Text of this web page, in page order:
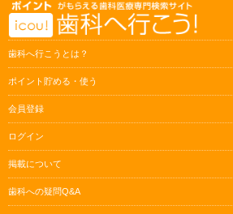
歯科へ行こうとは？
ポイント貯める・使う
会員登録
ログイン
掲載について
歯科への疑問Q&A